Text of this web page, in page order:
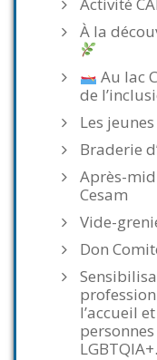
À la
Au lac
de
Les
Braderie
Après-
Cesam
Vide-
Don
l’accueil
LGBTQIA+.